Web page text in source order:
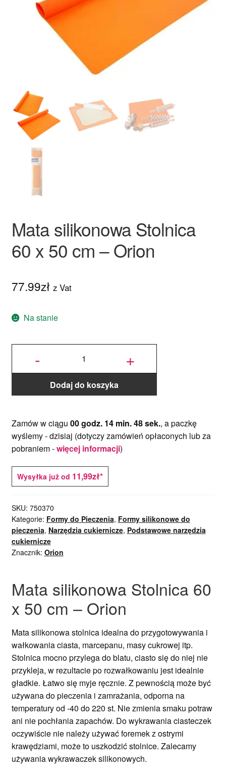
Ozdoby na tort weselny
Mata silikonowa Stolnica
60 x 50 cm – Orion
77.99zł z Vat
Na stanie
-
ilość Mata
60 x 50
cm - Orion +
Dodaj do koszyka
Zamów w ciągu 00 godz. 14 min. 47 sek., a paczkę
wyślemy -dzisiaj (dotyczy zamówień opłaconych lub za
pobraniem -więcej informacji)
Wysyłka już od 11,99zł*
SKU: 750370
Kategorie: Formy do Pieczenia, Formy silikonowe do
pieczenia, Narzędzia cukiernicze, Podstawowe narzędzia
cukiernicze
Znacznik: Orion
Mata silikonowa Stolnica 60
x 50 cm – Orion
Mata silikonowa stolnica idealna do przygotowywania i
wałkowania ciasta, marcepanu, masy cukrowej itp.
Stolnica mocno przylega do blatu, ciasto się do niej nie
przykleja, w rezultacie po rozwałkowaniu jest idealnie
gładkie. Łatwo się myje ręcznie. Z pewnością może być
używana do pieczenia i zamrażania, odporna na
temperatury od -40 do 220 st. Nie zmienia smaku potraw
ani nie pochłania zapachów. Do wykrawania ciasteczek
oczywiście nie należy używać foremek z ostrymi
krawędziami, może to uszkodzić stolnice. Zalecamy
używania wykrawaczek silikonowych.